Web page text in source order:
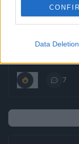
Data Deletion
7